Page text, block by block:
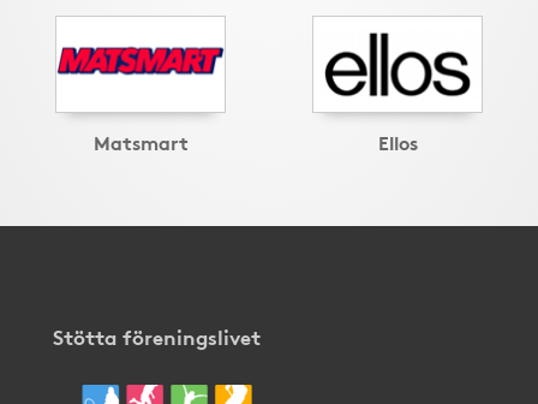
Matsmart Ellos
Stötta föreningslivet